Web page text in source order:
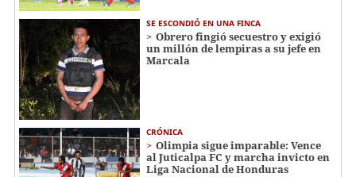
SE ESCONDIÓ EN UNA FINCA
Obrero fingió secuestro y exigió
un millón de lempiras a su jefe en
Marcala
CRÓNICA
Olimpia sigue imparable: Vence
al Juticalpa FC y marcha invicto en
Liga Nacional de Honduras